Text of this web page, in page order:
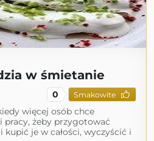
w śmietanie
0 Smakowite
więcej osób chce
pracy, żeby przygotować
kupić je w całości, wyczyścić i